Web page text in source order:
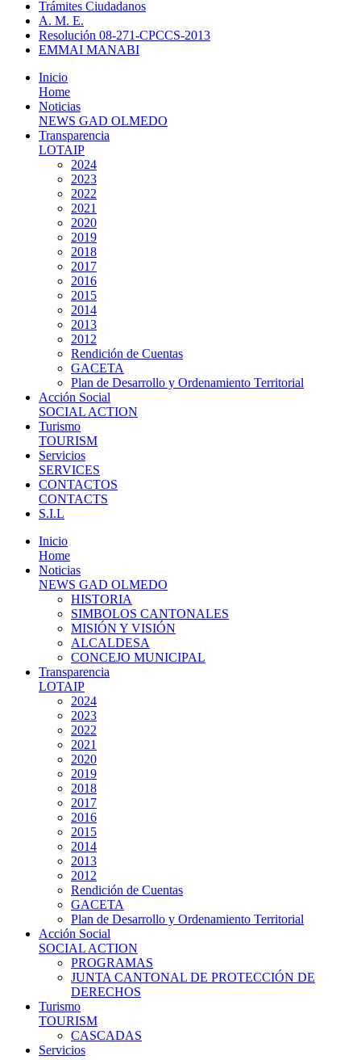
Trámites Ciudadanos
A. M. E.
Resolución 08-271-CPCCS-2013
EMMAI MANABI
Inicio
Home
Noticias
NEWS GAD OLMEDO
Transparencia
LOTAIP
2024
2023
2022
2021
2020
2019
2018
2017
2016
2015
2014
2013
2012
Rendición de Cuentas
GACETA
Plan de Desarrollo y Ordenamiento Territorial
Acción Social
SOCIAL ACTION
Turismo
TOURISM
Servicios
SERVICES
CONTACTOS
CONTACTS
S.I.L
Inicio
Home
Noticias
NEWS GAD OLMEDO
HISTORIA
SIMBOLOS CANTONALES
MISIÓN Y VISIÓN
ALCALDESA
CONCEJO MUNICIPAL
Transparencia
LOTAIP
2024
2023
2022
2021
2020
2019
2018
2017
2016
2015
2014
2013
2012
Rendición de Cuentas
GACETA
Plan de Desarrollo y Ordenamiento Territorial
Acción Social
SOCIAL ACTION
PROGRAMAS
JUNTA CANTONAL DE PROTECCIÓN DE
DERECHOS
Turismo
TOURISM
CASCADAS
Servicios